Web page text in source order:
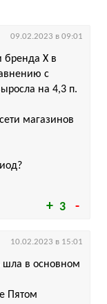
3
бренда Х в
с
на 4,3 п.
магазинов
09.02.2023 в 09:01
шла в основном
Пятом
10.02.2023 в 15:01